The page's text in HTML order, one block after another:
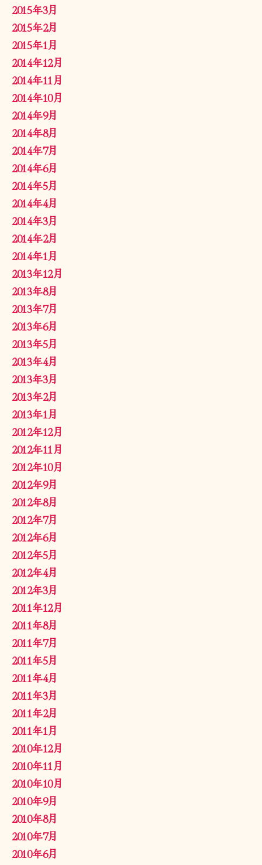
2015年3月
2015年2月
2015年1月
2014年12月
2014年11月
2014年10月
2014年9月
2014年8月
2014年7月
2014年6月
2014年5月
2014年4月
2014年3月
2014年2月
2014年1月
2013年12月
2013年8月
2013年7月
2013年6月
2013年5月
2013年4月
2013年3月
2013年2月
2013年1月
2012年12月
2012年11月
2012年10月
2012年9月
2012年8月
2012年7月
2012年6月
2012年5月
2012年4月
2012年3月
2011年12月
2011年8月
2011年7月
2011年5月
2011年4月
2011年3月
2011年2月
2011年1月
2010年12月
2010年11月
2010年10月
2010年9月
2010年8月
2010年7月
2010年6月